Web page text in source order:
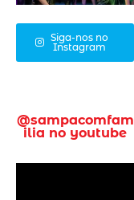
Siga-nos no
Instagram
@sampacomfam
ilia no youtube